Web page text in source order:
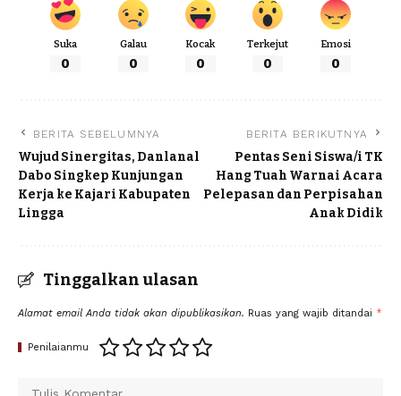
Suka
0
Galau
0
Kocak
0
Terkejut
0
Emosi
0
BERITA SEBELUMNYA
Wujud Sinergitas, Danlanal
Dabo Singkep Kunjungan
Kerja ke Kajari Kabupaten
Lingga
BERITA BERIKUTNYA
Pentas Seni Siswa/i TK
Hang Tuah Warnai Acara
Pelepasan dan Perpisahan
Anak Didik
Tinggalkan ulasan
Alamat email Anda tidak akan dipublikasikan. Ruas yang wajib ditandai *
Penilaianmu